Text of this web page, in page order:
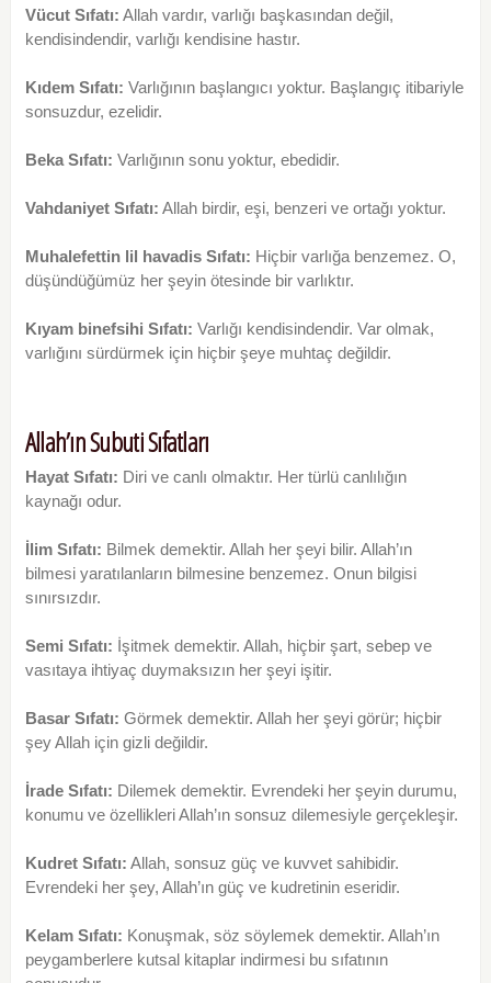
Vücut Sıfatı: Allah vardır, varlığı başkasından değil,
kendisindendir, varlığı kendisine hastır.
Kıdem Sıfatı: Varlığının başlangıcı yoktur. Başlangıç itibariyle
sonsuzdur, ezelidir.
Beka Sıfatı: Varlığının sonu yoktur, ebedidir.
Vahdaniyet Sıfatı: Allah birdir, eşi, benzeri ve ortağı yoktur.
Muhalefettin lil havadis Sıfatı: Hiçbir varlığa benzemez. O,
düşündüğümüz her şeyin ötesinde bir varlıktır.
Kıyam binefsihi Sıfatı: Varlığı kendisindendir. Var olmak,
varlığını sürdürmek için hiçbir şeye muhtaç değildir.
Allah’ın Subuti Sıfatları
Hayat Sıfatı: Diri ve canlı olmaktır. Her türlü canlılığın
kaynağı odur.
İlim Sıfatı: Bilmek demektir. Allah her şeyi bilir. Allah’ın
bilmesi yaratılanların bilmesine benzemez. Onun bilgisi
sınırsızdır.
Semi Sıfatı: İşitmek demektir. Allah, hiçbir şart, sebep ve
vasıtaya ihtiyaç duymaksızın her şeyi işitir.
Basar Sıfatı: Görmek demektir. Allah her şeyi görür; hiçbir
şey Allah için gizli değildir.
İrade Sıfatı: Dilemek demektir. Evrendeki her şeyin durumu,
konumu ve özellikleri Allah’ın sonsuz dilemesiyle gerçekleşir.
Kudret Sıfatı: Allah, sonsuz güç ve kuvvet sahibidir.
Evrendeki her şey, Allah’ın güç ve kudretinin eseridir.
Kelam Sıfatı: Konuşmak, söz söylemek demektir. Allah’ın
peygamberlere kutsal kitaplar indirmesi bu sıfatının